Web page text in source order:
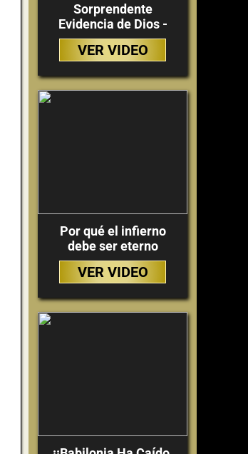
Sorprendente
Evidencia de Dios -
VER VIDEO
Por qué el infierno
debe ser eterno
VER VIDEO